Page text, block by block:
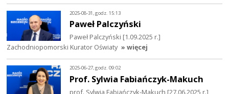
2025-08-31, godz. 15:13
Paweł Palczyński
Paweł Palczyński [1.09.2025 r.]
Zachodniopomorski Kurator Oświaty » więcej
2025-06-27, godz. 09:02
Prof. Sylwia Fabiańczyk-Makuch
prof. Sylwia Fabiańczyk-Makuch [27.06.2025 r.]